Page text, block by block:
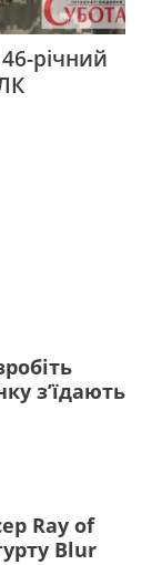
річний
з’їдають
Ray of
Blur